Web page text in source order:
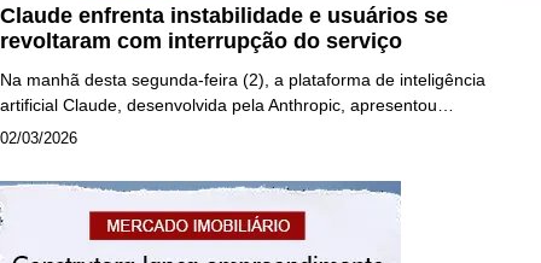
Claude enfrenta instabilidade e usuários se
revoltaram com interrupção do serviço
Na manhã desta segunda-feira (2), a plataforma de inteligência
artificial Claude, desenvolvida pela Anthropic, apresentou…
02/03/2026